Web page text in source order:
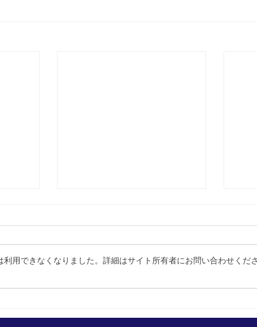
ーセ
今日からスター
利用できなくなりました。詳細はサイト所有者にお問い合わせくださ